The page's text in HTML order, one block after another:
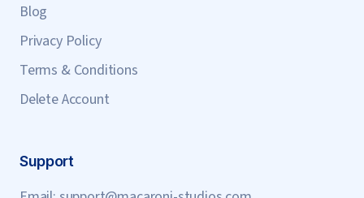
Blog
Privacy Policy
Terms & Conditions
Delete Account
Support